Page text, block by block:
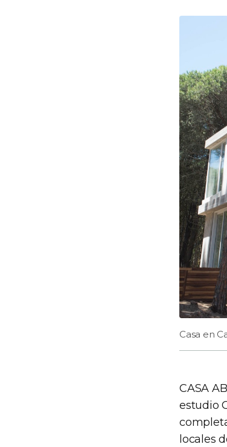
Casa en
CASA
estudio
locales